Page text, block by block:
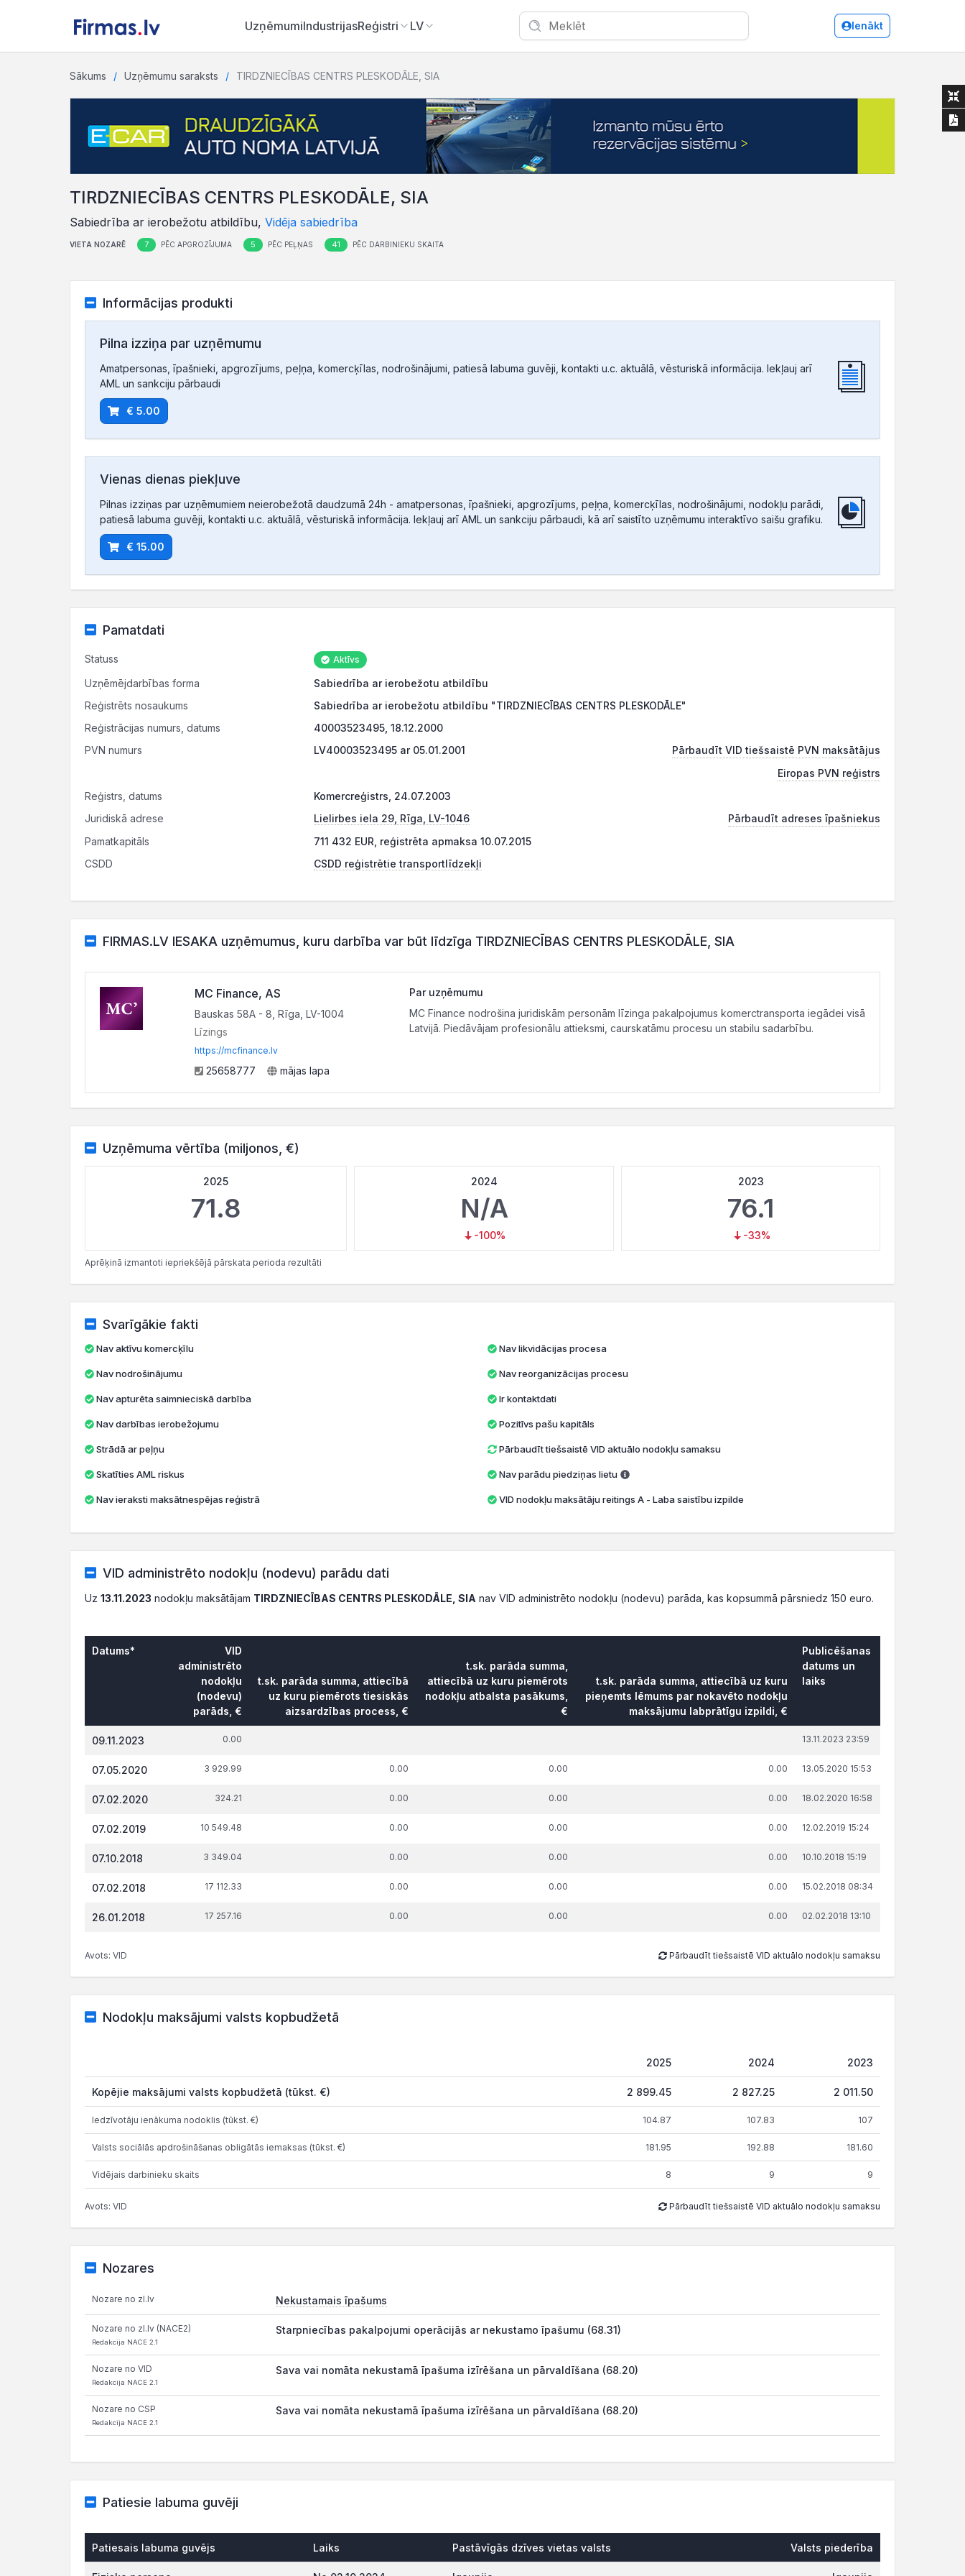
UzņēmumiIndustrijasReģistri LV Ienākt
Sākums Uzņēmumu saraksts TIRDZNIECĪBAS CENTRS PLESKODĀLE, SIA
TIRDZNIECĪBAS CENTRS PLESKODĀLE, SIA
Sabiedrība ar ierobežotu atbildību, Vidēja sabiedrība
VIETA NOZARĒ 7 PĒC APGROZĪJUMA 5 PĒC PEĻŅAS 41 PĒC DARBINIEKU SKAITA
Informācijas produkti
Pilna izziņa par uzņēmumu
Amatpersonas, īpašnieki, apgrozījums, peļņa, komercķīlas, nodrošinājumi, patiesā labuma guvēji, kontakti u.c. aktuālā, vēsturiskā informācija. Iekļauj arī
AML un sankciju pārbaudi
€ 5.00
Vienas dienas piekļuve
Pilnas izziņas par uzņēmumiem neierobežotā daudzumā 24h - amatpersonas, īpašnieki, apgrozījums, peļņa, komercķīlas, nodrošinājumi, nodokļu parādi,
patiesā labuma guvēji, kontakti u.c. aktuālā, vēsturiskā informācija. Iekļauj arī AML un sankciju pārbaudi, kā arī saistīto uzņēmumu interaktīvo saišu grafiku.
€ 15.00
Pamatdati
Statuss Aktīvs
Uzņēmējdarbības forma
Sabiedrība ar ierobežotu atbildību
Reģistrēts nosaukums
Sabiedrība ar ierobežotu atbildību "TIRDZNIECĪBAS CENTRS PLESKODĀLE"
Reģistrācijas numurs, datums
40003523495, 18.12.2000
PVN numurs
LV40003523495 ar 05.01.2001
Pārbaudīt VID tiešsaistē PVN maksātājus
Eiropas PVN reģistrs
Reģistrs, datums
Komercreģistrs, 24.07.2003
Juridiskā adrese
Lielirbes iela 29, Rīga, LV-1046
Pārbaudīt adreses īpašniekus
Pamatkapitāls
711 432 EUR, reģistrēta apmaksa 10.07.2015
CSDD
CSDD reģistrētie transportlīdzekļi
FIRMAS.LV IESAKA uzņēmumus, kuru darbība var būt līdzīga TIRDZNIECĪBAS CENTRS PLESKODĀLE, SIA
MC Finance, AS
Bauskas 58A - 8, Rīga, LV-1004
Līzings
https://mcfinance.lv
25658777 mājas lapa
Par uzņēmumu
MC Finance nodrošina juridiskām personām līzinga pakalpojumus komerctransporta iegādei visā
Latvijā. Piedāvājam profesionālu attieksmi, caurskatāmu procesu un stabilu sadarbību.
Uzņēmuma vērtība (miljonos, €)
2025
71.8
2024
N/A
-100%
2023
76.1
-33%
Aprēķinā izmantoti iepriekšējā pārskata perioda rezultāti
Svarīgākie fakti
Nav aktīvu komercķīlu
Nav nodrošinājumu
Nav apturēta saimnieciskā darbība
Nav darbības ierobežojumu
Strādā ar peļņu
Skatīties AML riskus
Nav ieraksti maksātnespējas reģistrā
Nav likvidācijas procesa
Nav reorganizācijas procesu
Ir kontaktdati
Pozitīvs pašu kapitāls
Pārbaudīt tiešsaistē VID aktuālo nodokļu samaksu
Nav parādu piedziņas lietu
VID nodokļu maksātāju reitings A - Laba saistību izpilde
VID administrēto nodokļu (nodevu) parādu dati
Uz 13.11.2023 nodokļu maksātājam TIRDZNIECĪBAS CENTRS PLESKODĀLE, SIA nav VID administrēto nodokļu (nodevu) parāda, kas kopsummā pārsniedz 150 euro.
Datums*
VID
administrēto
nodokļu
(nodevu)
parāds, €
t.sk. parāda summa, attiecībā
uz kuru piemērots tiesiskās
aizsardzības process, €
t.sk. parāda summa,
attiecībā uz kuru piemērots
nodokļu atbalsta pasākums,
€
t.sk. parāda summa, attiecībā uz kuru
pieņemts lēmums par nokavēto nodokļu
maksājumu labprātīgu izpildi, €
Publicēšanas
datums un
laiks
09.11.2023 0.00 13.11.2023 23:59
07.05.2020 3 929.99 0.00 0.00 0.00 13.05.2020 15:53
07.02.2020 324.21 0.00 0.00 0.00 18.02.2020 16:58
07.02.2019 10 549.48 0.00 0.00 0.00 12.02.2019 15:24
07.10.2018 3 349.04 0.00 0.00 0.00 10.10.2018 15:19
07.02.2018 17 112.33 0.00 0.00 0.00 15.02.2018 08:34
26.01.2018 17 257.16 0.00 0.00 0.00 02.02.2018 13:10
Avots: VID Pārbaudīt tiešsaistē VID aktuālo nodokļu samaksu
Nodokļu maksājumi valsts kopbudžetā
2025 2024 2023
Kopējie maksājumi valsts kopbudžetā (tūkst. €) 2 899.45 2 827.25 2 011.50
Iedzīvotāju ienākuma nodoklis (tūkst. €) 104.87 107.83 107
Valsts sociālās apdrošināšanas obligātās iemaksas (tūkst. €) 181.95 192.88 181.60
Vidējais darbinieku skaits 8 9 9
Avots: VID Pārbaudīt tiešsaistē VID aktuālo nodokļu samaksu
Nozares
Nozare no zl.lv Nekustamais īpašums
Nozare no zl.lv (NACE2)
Redakcija NACE 2.1
Starpniecības pakalpojumi operācijās ar nekustamo īpašumu (68.31)
Nozare no VID
Redakcija NACE 2.1
Sava vai nomāta nekustamā īpašuma izīrēšana un pārvaldīšana (68.20)
Nozare no CSP
Redakcija NACE 2.1
Sava vai nomāta nekustamā īpašuma izīrēšana un pārvaldīšana (68.20)
Patiesie labuma guvēji
Patiesais labuma guvējs Laiks Pastāvīgās dzīves vietas valsts Valsts piederība